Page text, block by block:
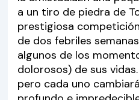
a un tiro de piedra de
prestigiosa
de dos febriles
algunos de los
dolorosos) de sus
pero cada uno